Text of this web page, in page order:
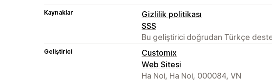
Kaynaklar
Gizlilik politikası
SSS
Bu geliştirici doğrudan Türkçe
Geliştirici
Customix
Web Sitesi
Ha Noi, Ha Noi, 000084, VN